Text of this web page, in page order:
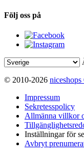
Följ oss på
© 2010-2026
Impressum
Sekretesspolicy
Allmänna villkor
Inställningar för
Avbryt